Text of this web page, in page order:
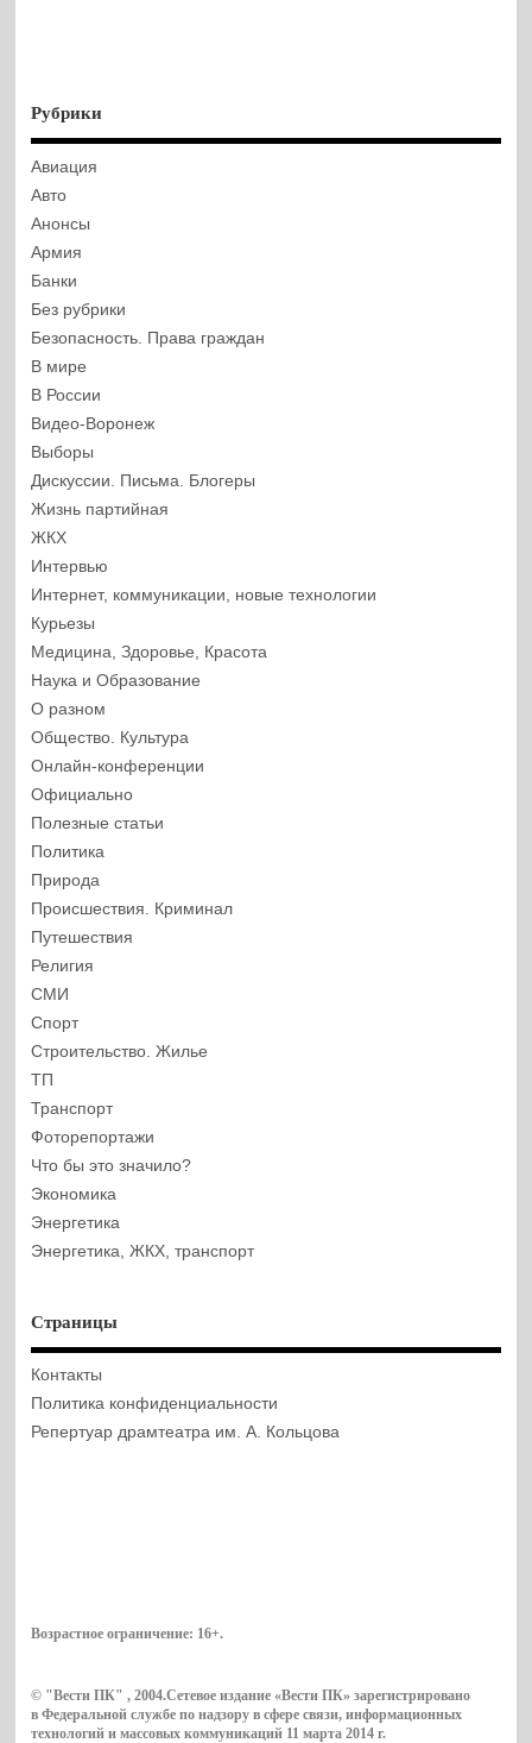
Рубрики
Авиация
Авто
Анонсы
Армия
Банки
Без рубрики
Безопасность. Права граждан
В мире
В России
Видео-Воронеж
Выборы
Дискуссии. Письма. Блогеры
Жизнь партийная
ЖКХ
Интервью
Интернет, коммуникации, новые технологии
Курьезы
Медицина, Здоровье, Красота
Наука и Образование
О разном
Общество. Культура
Онлайн-конференции
Официально
Полезные статьи
Политика
Природа
Происшествия. Криминал
Путешествия
Религия
СМИ
Спорт
Строительство. Жилье
ТП
Транспорт
Фоторепортажи
Что бы это значило?
Экономика
Энергетика
Энергетика, ЖКХ, транспорт
Страницы
Контакты
Политика конфиденциальности
Репертуар драмтеатра им. А. Кольцова
Возрастное ограничение: 16+.
© "Вести ПК" , 2004.Сетевое издание «Вести ПК» зарегистрировано
в Федеральной службе по надзору в сфере связи, информационных
технологий и массовых коммуникаций 11 марта 2014 г.